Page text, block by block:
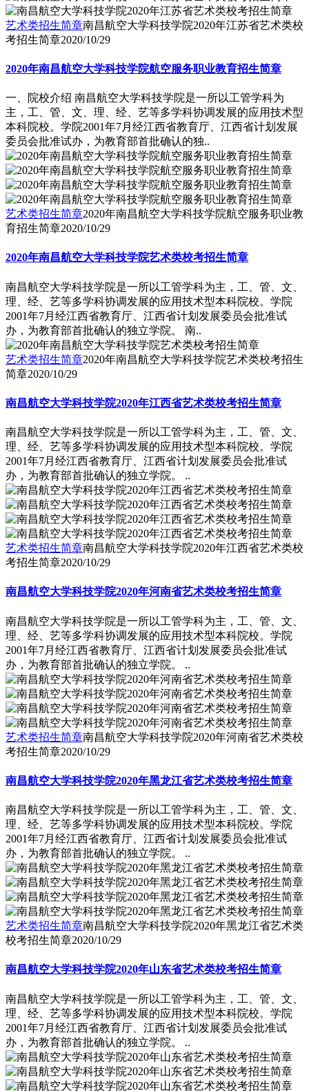
艺术类招生简章南昌航空大学科技学院2020年江苏省艺术类校
考招生简章2020/10/29
2020年南昌航空大学科技学院航空服务职业教育招生简章
一、院校介绍 南昌航空大学科技学院是一所以工管学科为
主，工、管、文、理、经、艺等多学科协调发展的应用技术型
本科院校。学院2001年7月经江西省教育厅、江西省计划发展
委员会批准试办，为教育部首批确认的独..
艺术类招生简章2020年南昌航空大学科技学院航空服务职业教
育招生简章2020/10/29
2020年南昌航空大学科技学院艺术类校考招生简章
南昌航空大学科技学院是一所以工管学科为主，工、管、文、
理、经、艺等多学科协调发展的应用技术型本科院校。学院
2001年7月经江西省教育厅、江西省计划发展委员会批准试
办，为教育部首批确认的独立学院。 南..
艺术类招生简章2020年南昌航空大学科技学院艺术类校考招生
简章2020/10/29
南昌航空大学科技学院2020年江西省艺术类校考招生简章
南昌航空大学科技学院是一所以工管学科为主，工、管、文、
理、经、艺等多学科协调发展的应用技术型本科院校。学院
2001年7月经江西省教育厅、江西省计划发展委员会批准试
办，为教育部首批确认的独立学院。 ..
艺术类招生简章南昌航空大学科技学院2020年江西省艺术类校
考招生简章2020/10/29
南昌航空大学科技学院2020年河南省艺术类校考招生简章
南昌航空大学科技学院是一所以工管学科为主，工、管、文、
理、经、艺等多学科协调发展的应用技术型本科院校。学院
2001年7月经江西省教育厅、江西省计划发展委员会批准试
办，为教育部首批确认的独立学院。 ..
艺术类招生简章南昌航空大学科技学院2020年河南省艺术类校
考招生简章2020/10/29
南昌航空大学科技学院2020年黑龙江省艺术类校考招生简章
南昌航空大学科技学院是一所以工管学科为主，工、管、文、
理、经、艺等多学科协调发展的应用技术型本科院校。学院
2001年7月经江西省教育厅、江西省计划发展委员会批准试
办，为教育部首批确认的独立学院。 ..
艺术类招生简章南昌航空大学科技学院2020年黑龙江省艺术类
校考招生简章2020/10/29
南昌航空大学科技学院2020年山东省艺术类校考招生简章
南昌航空大学科技学院是一所以工管学科为主，工、管、文、
理、经、艺等多学科协调发展的应用技术型本科院校。学院
2001年7月经江西省教育厅、江西省计划发展委员会批准试
办，为教育部首批确认的独立学院。 ..